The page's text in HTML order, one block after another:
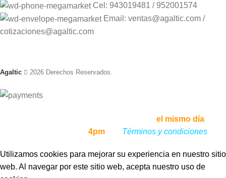
Cel: 943019481 / 952001574
Email: ventas@agaltic.com /
cotizaciones@agaltic.com
Agaltic 2026 Derechos Reservados.
el mismo día, si lo
4pm, Términos y condiciones
Utilizamos cookies para mejorar su experiencia en nuestro sitio
web. Al navegar por este sitio web, acepta nuestro uso de